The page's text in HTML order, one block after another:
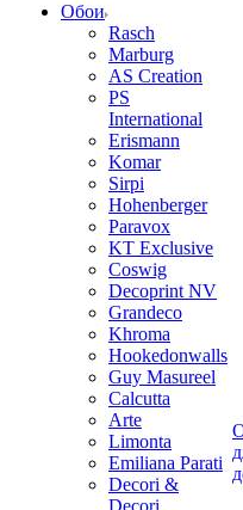
Обои
Rasch
Marburg
AS Creation
PS
International
Erismann
Komar
Sirpi
Hohenberger
Paravox
KT Exclusive
Coswig
Decoprint NV
Grandeco
Khroma
Hookedonwalls
Guy Masureel
Calcutta
Arte
Limonta
Emiliana Parati
Decori &
Decori